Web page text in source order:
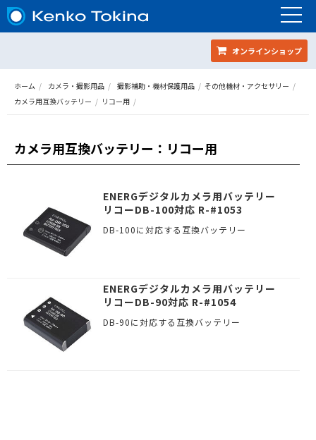
オンラインショップ
ホーム カメラ・撮影用品 撮影補助・機材保護用品
その他機材・アクセサリー
カメラ用互換バッテリー
リコー用
カメラ用互換バッテリー リコー用
ENERGデジタルカメラ用バッテリー
リコーDB-100対応 R-#1053
DB-100に対応する互換バッテリー
ENERGデジタルカメラ用バッテリー
リコーDB-90対応 R-#1054
DB-90に対応する互換バッテリー